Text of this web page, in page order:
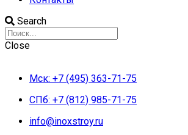
Search
Close
Мск: +7 (495) 363-71-75
СПб: +7 (812) 985-71-75
info@inoxstroy.ru